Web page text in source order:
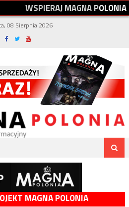
WSPIERAJMAGNAPOLONIA
08 Sierpnia 2026
MAGNA POLONIA